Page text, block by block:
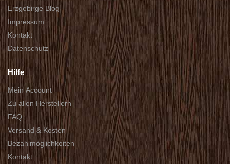
Erzgebirge Blog
Impressum
Kontakt
Datenschutz
Hilfe
Mein Account
Zu allen Herstellern
FAQ
Versand & Kosten
Bezahlmöglichkeiten
Kontakt